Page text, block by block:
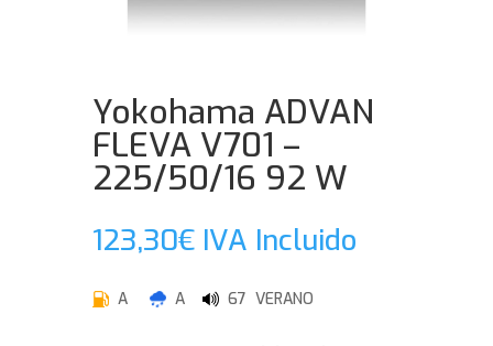
Yokohama ADVAN
FLEVA V701 –
225/50/16 92 W
123,30€ IVA Incluido
A A 67 VERANO